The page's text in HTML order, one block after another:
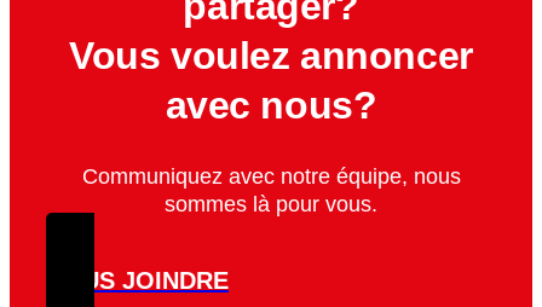
Vous voulez annoncer
avec nous?
Communiquez avec notre équipe, nous
sommes là pour vous.
NOUS JOINDRE